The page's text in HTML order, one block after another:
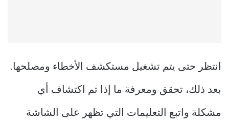
انتظر حتى يتم تشغيل مستكشف الأخطاء ومصلحها.
بعد ذلك، تحقق ومعرفة ما إذا تم اكتشاف أي
مشكلة واتبع التعليمات التي تظهر على الشاشة